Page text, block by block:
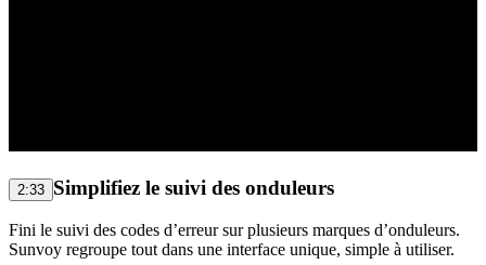
2:33 Simplifiez le suivi des onduleurs
Fini le suivi des codes d’erreur sur plusieurs marques d’onduleurs.
Sunvoy regroupe tout dans une interface unique, simple à utiliser.